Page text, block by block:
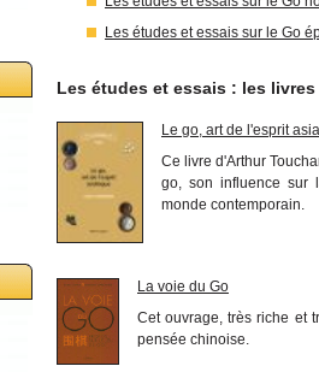
Les études et essais sur le Go
Les études et essais : les
Le go, art de l'esprit
Ce livre d'Arthur
go, son influence sur
monde contemporain.
La voie du Go
Cet ouvrage, très riche et
pensée chinoise.